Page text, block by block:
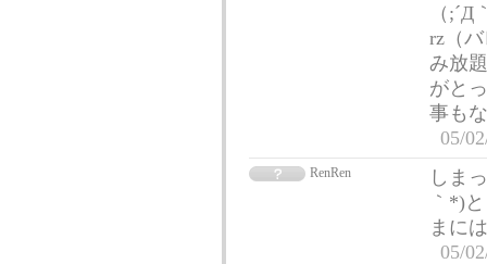
（
rz（
み放
がと
事も
05/
RenRen
しま
｀*)
まに
05/